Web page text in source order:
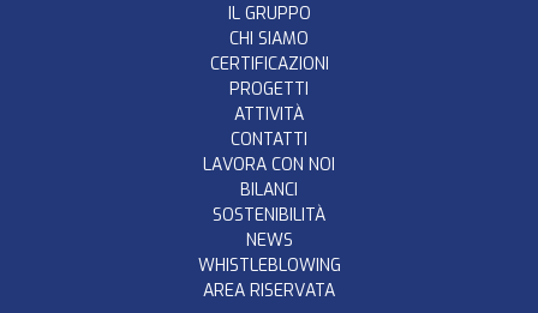
IL GRUPPO
CHI SIAMO
CERTIFICAZIONI
PROGETTI
ATTIVITÀ
CONTATTI
LAVORA CON NOI
BILANCI
SOSTENIBILITÀ
NEWS
WHISTLEBLOWING
AREA RISERVATA